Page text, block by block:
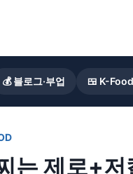
💰 블로그·부업 🍱 K-Food
는 제로+